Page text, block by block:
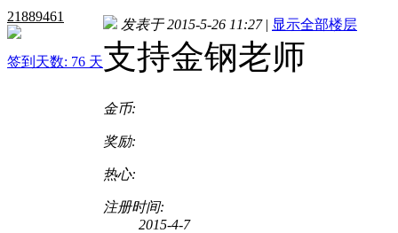
21889461
签到天数: 76 天
发表于 2015-5-26 11:27 | 显示全部楼层
支持金钢老师
金币:
奖励:
热心:
注册时间:
2015-4-7